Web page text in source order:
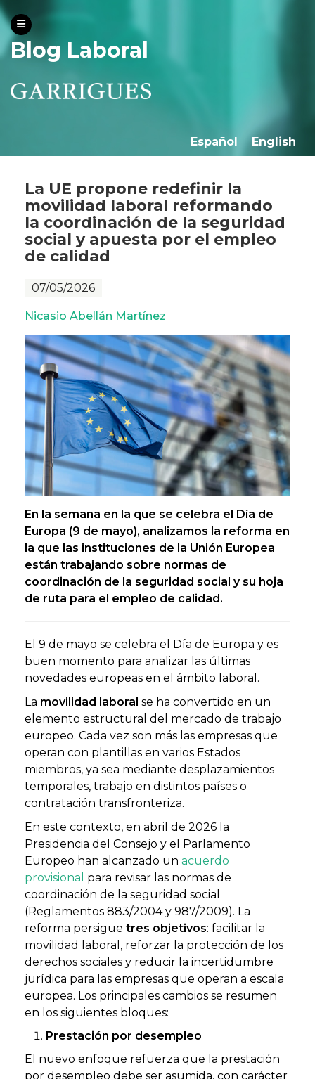
Blog Laboral
Español English
La UE propone redefinir la
movilidad laboral reformando
la coordinación de la seguridad
social y apuesta por el empleo
de calidad
07/05/2026
Nicasio Abellán Martínez
En la semana en la que se celebra el Día de
Europa (9 de mayo), analizamos la reforma en
la que las instituciones de la Unión Europea
están trabajando sobre normas de
coordinación de la seguridad social y su hoja
de ruta para el empleo de calidad.
El 9 de mayo se celebra el Día de Europa y es
buen momento para analizar las últimas
novedades europeas en el ámbito laboral.
La movilidad laboral se ha convertido en un
elemento estructural del mercado de trabajo
europeo. Cada vez son más las empresas que
operan con plantillas en varios Estados
miembros, ya sea mediante desplazamientos
temporales, trabajo en distintos países o
contratación transfronteriza.
En este contexto, en abril de 2026 la
Presidencia del Consejo y el Parlamento
Europeo han alcanzado un acuerdo
provisional para revisar las normas de
coordinación de la seguridad social
(Reglamentos 883/2004 y 987/2009). La
reforma persigue tres objetivos: facilitar la
movilidad laboral, reforzar la protección de los
derechos sociales y reducir la incertidumbre
jurídica para las empresas que operan a escala
europea. Los principales cambios se resumen
en los siguientes bloques:
Prestación por desempleo
El nuevo enfoque refuerza que la prestación
por desempleo debe ser asumida, con carácter